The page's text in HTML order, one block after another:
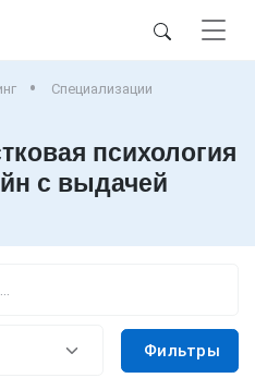
Специализации
психология
с выдачей
Фильтры